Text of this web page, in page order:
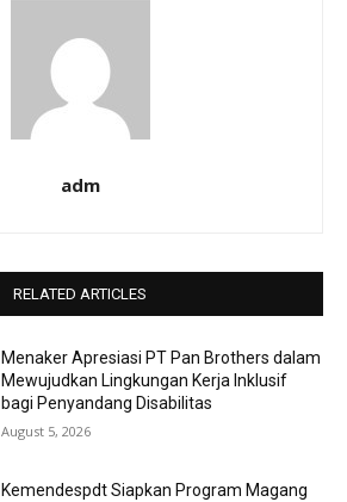
adm
RELATED ARTICLES
Menaker Apresiasi PT Pan Brothers dalam
Mewujudkan Lingkungan Kerja Inklusif
bagi Penyandang Disabilitas
August 5, 2026
Kemendespdt Siapkan Program Magang